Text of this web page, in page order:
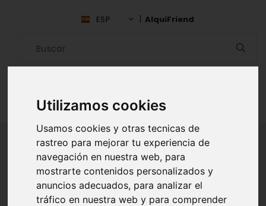
Utilizamos cookies
Usamos cookies y otras tecnicas de
rastreo para mejorar tu experiencia de
navegación en nuestra web, para
mostrarte contenidos personalizados y
anuncios adecuados, para analizar el
tráfico en nuestra web y para comprender
ESP AlquiFriend
ALQUILAR AMIGO
Inicio Amigos Guayas